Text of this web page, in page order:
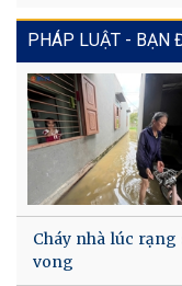
PHÁP LUẬT - BẠN
Cháy nhà lúc
vong